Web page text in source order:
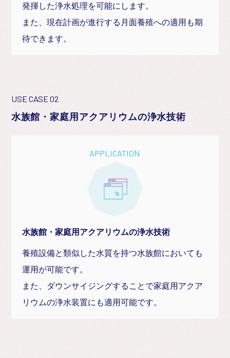
発揮した浄水処理を可能にします。
また、現在計画が進行する月面養殖への適用も期
待できます。
USE CASE 02
水族館・家庭用アクアリウムの浄水技術
APPLICATION
水族館・家庭用アクアリウムの浄水技術
養殖設備と類似した水質を持つ水族館においても
運用が可能です。
また、ダウンサイジングすることで家庭用アクア
リウムの浄水装置にも適用可能です。